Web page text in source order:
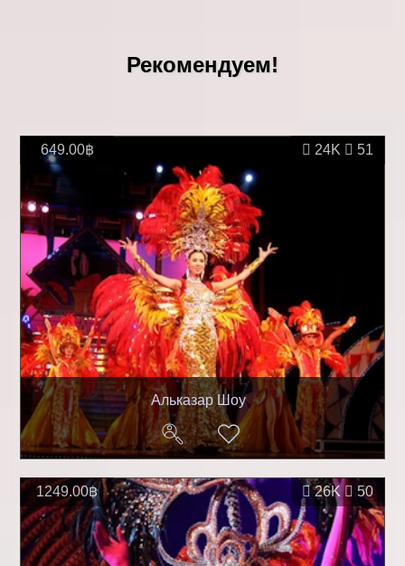
Рекомендуем!
24K 51
649.00฿
Альказар Шоу
26K 50
1249.00฿